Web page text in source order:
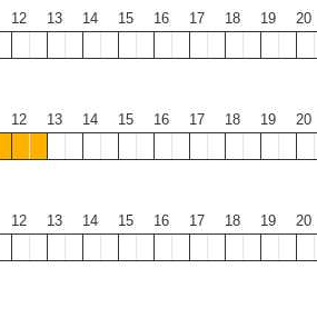
12 13 14 15 16 17 18 19 20
12 13 14 15 16 17 18 19 20
12 13 14 15 16 17 18 19 20